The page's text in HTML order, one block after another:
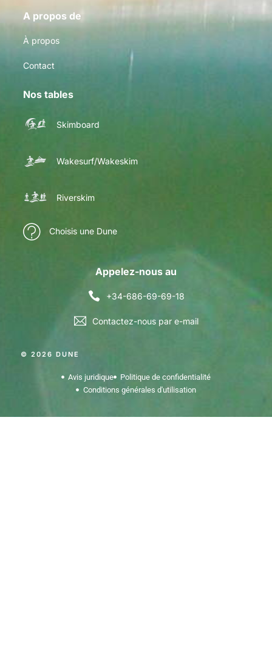
A propos de
À propos
Contact
Nos tables
Skimboard
Wakesurf/Wakeskim
Riverskim
Choisis une Dune
Appelez-nous au
+34-686-69-69-18
Contactez-nous par e-mail
© 2026 DUNE
Avis juridique
Politique de confidentialité
Conditions générales d'utilisation